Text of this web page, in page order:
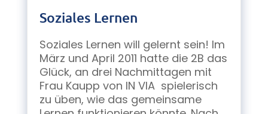
Soziales Lernen
Soziales Lernen will gelernt sein! Im
März und April 2011 hatte die 2B das
Glück, an drei Nachmittagen mit
Frau Kaupp von IN VIA spielerisch
zu üben, wie das gemeinsame